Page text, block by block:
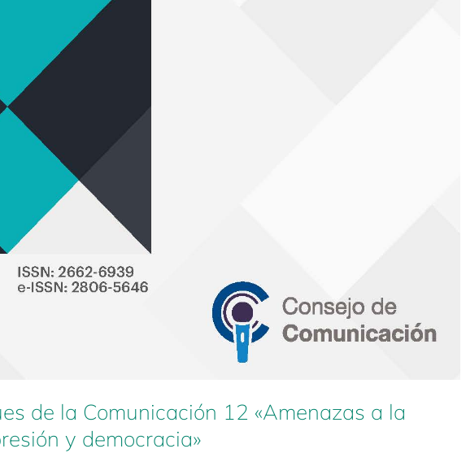
de la Comunicación 12 «Amenazas a la
y democracia»